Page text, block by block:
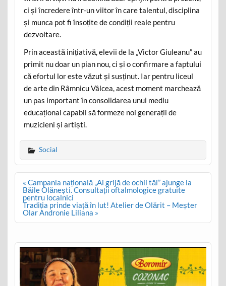
ci și încredere într-un viitor în care talentul, disciplina
și munca pot fi însoțite de condiții reale pentru
dezvoltare.
Prin această inițiativă, elevii de la „Victor Giuleanu” au
primit nu doar un pian nou, ci și o confirmare a faptului
că efortul lor este văzut și susținut. Iar pentru liceul
de arte din Râmnicu Vâlcea, acest moment marchează
un pas important în consolidarea unui mediu
educațional capabil să formeze noi generații de
muzicieni și artiști.
Social
Post
navigation
« Campania națională „Ai grijă de ochii tăi” ajunge la
Băile Olănești. Consultații oftalmologice gratuite
pentru localnici
Tradiția prinde viață în lut! Atelier de Olărit – Meșter
Olar Andronie Liliana »